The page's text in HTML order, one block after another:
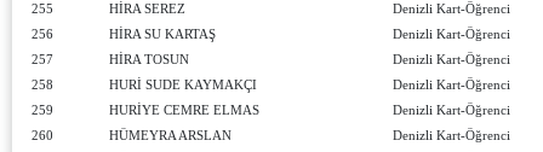
255
HİRA SEREZ
Denizli Kart-Öğrenci
256
HİRA SU KARTAŞ
Denizli Kart-Öğrenci
257
HİRA TOSUN
Denizli Kart-Öğrenci
258
HURİ SUDE KAYMAKÇI
Denizli Kart-Öğrenci
259
HURİYE CEMRE ELMAS
Denizli Kart-Öğrenci
260
HÜMEYRA ARSLAN
Denizli Kart-Öğrenci